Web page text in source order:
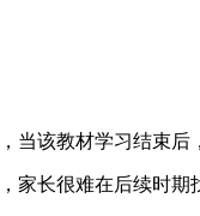
该教材学习结束后
家长很难在后续时期